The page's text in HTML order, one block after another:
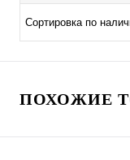
Сортировка по
ПОХОЖИЕ